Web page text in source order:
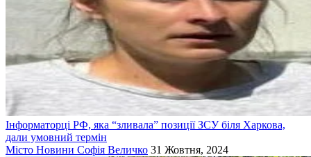
Інформаторці РФ, яка “зливала” позиції ЗСУ біля Харкова,
дали умовний термін
Місто Новини Софія Величко 31 Жовтня, 2024